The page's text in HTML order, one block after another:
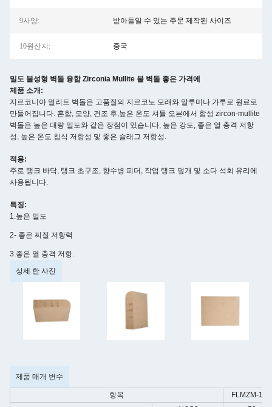
9사양: 받아들일 수 있는 주문 제작된 사이즈
10원산지: 중국
밀도 불성형 벽돌 융합 Zirconia Mullite 불 벽돌 좋은 가격에
제품 소개:
지르코니아 멀리트 벽돌은 고품질의 지르코노 모래와 알루미나 가루로 원료로
만들어집니다. 혼합, 모양, 건조 후,높은 온도 셔틀 오븐에서 합성 zircon-mullite
벽돌은 높은 대량 밀도와 같은 장점이 있습니다, 높은 강도, 좋은 열 충격 저항
성, 높은 온도 침식 저항성 및 좋은 슬래그 저항성.
적용:
주로 탱크 바닥, 탱크 초구조, 향수병 피더, 작업 탱크 덮개 및 소다 석회 유리에
사용됩니다.
특징:
1.높은 밀도
2- 좋은 찌질 저항력
3.좋은 열 충격 저항.
상세 한 사진
제품 매개 변수
항목 FLMZM-11